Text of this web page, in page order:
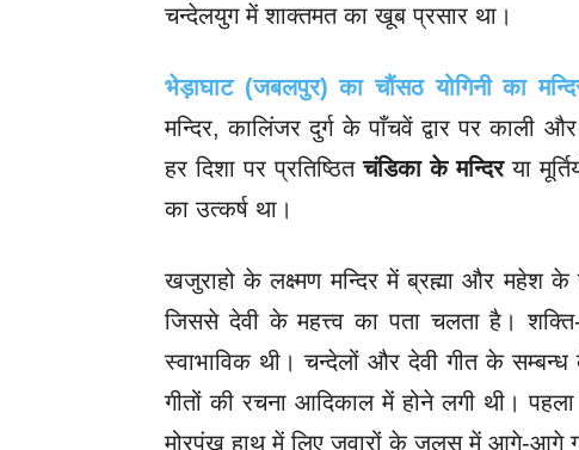
चन्देलयुग में शाक्तमत का खूब प्रसार था।
भेड़ाघाट (जबलपुर) का चौंसठ योगिनी का
मन्दिर, कालिंजर दुर्ग के पाँचवें द्वार पर काली
हर दिशा पर प्रतिष्ठितचंडिका के मन्दिरया
का उत्कर्ष था।
खजुराहो के लक्ष्मण मन्दिर में ब्रह्मा और महेश के
जिससे देवी के महत्त्व का पता चलता है।
स्वाभाविक थी। चन्देलों और देवी गीत के
गीतों की रचना आदिकाल में होने लगी थी।
मोरपंख हाथ में लिए जवारों के जुलूस में आगे-आगे